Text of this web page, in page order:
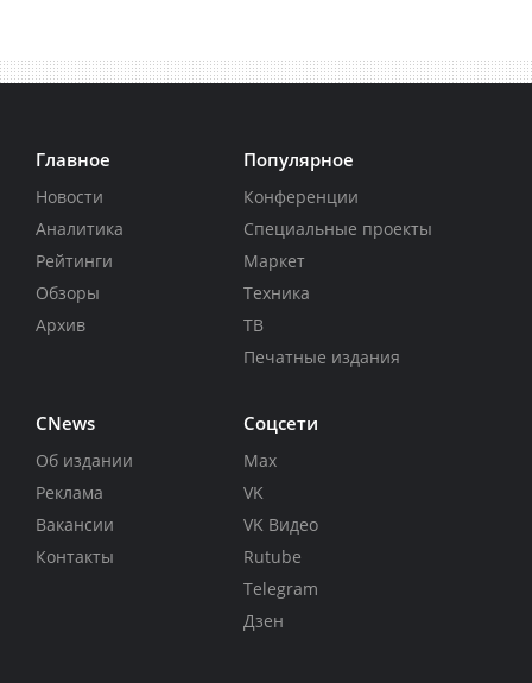
Главное
Новости
Аналитика
Рейтинги
Обзоры
Архив
Популярное
Конференции
Специальные проекты
Маркет
Техника
ТВ
Печатные издания
CNews
Об издании
Реклама
Вакансии
Контакты
Соцсети
Max
VK
VK Видео
Rutube
Telegram
Дзен